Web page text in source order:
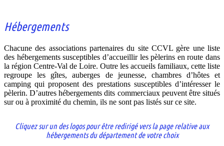
Centre-Val
de Loire
Hébergements
Chacune des associations partenaires du site CCVL gère une liste
des hébergements susceptibles d’accueillir les pèlerins en route dans
la région Centre-Val de Loire. Outre les accueils familiaux, cette liste
regroupe les gîtes, auberges de jeunesse, chambres d’hôtes et
camping qui proposent des prestations susceptibles d’intéresser le
pèlerin. D’autres hébergements dits commerciaux peuvent être situés
sur ou à proximité du chemin, ils ne sont pas listés sur ce site.
Cliquez sur un des logos pour être redirigé vers la page relative aux
hébergements du département de votre choix